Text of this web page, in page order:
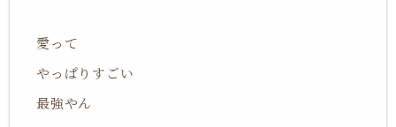
愛って
やっぱりすごい
最強やん